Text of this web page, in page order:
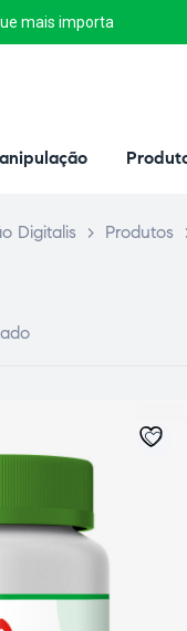
mais importa
Digitalis > Produtos